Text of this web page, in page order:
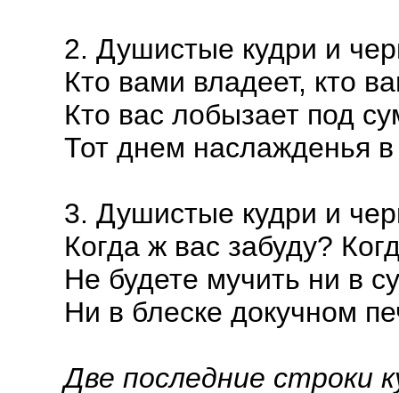
2. Душистые кудри и
Кто вами владеет, кто
Кто вас лобызает под
Тот днем наслажденья в
3. Душистые кудри и
Когда ж вас забуду?
Не будете мучить ни в
Ни в блеске докучном
Две последние строки